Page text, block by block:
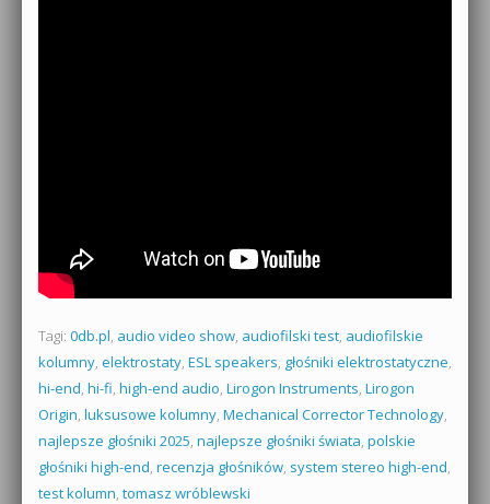
Tagi: 0db.pl, audio video show, audiofilski test, audiofilskie
kolumny, elektrostaty, ESL speakers, głośniki elektrostatyczne,
hi-end, hi-fi, high-end audio, Lirogon Instruments, Lirogon
Origin, luksusowe kolumny, Mechanical Corrector Technology,
najlepsze głośniki 2025, najlepsze głośniki świata, polskie
głośniki high-end, recenzja głośników, system stereo high-end,
test kolumn, tomasz wróblewski